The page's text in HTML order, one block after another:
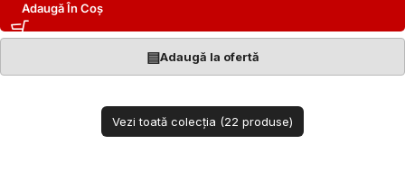
Adaugă În Coș
▤Adaugă la ofertă
Vezi toată colecția (22 produse)